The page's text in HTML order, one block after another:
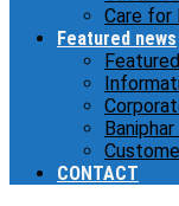
Care for
Featured news
CONTACT